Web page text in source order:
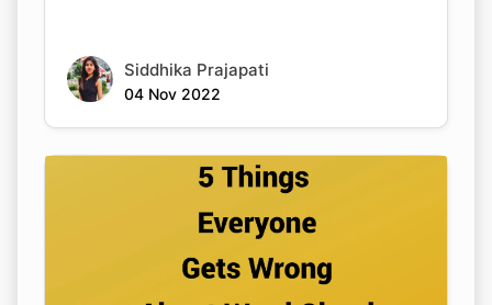
Siddhika Prajapati
04 Nov 2022